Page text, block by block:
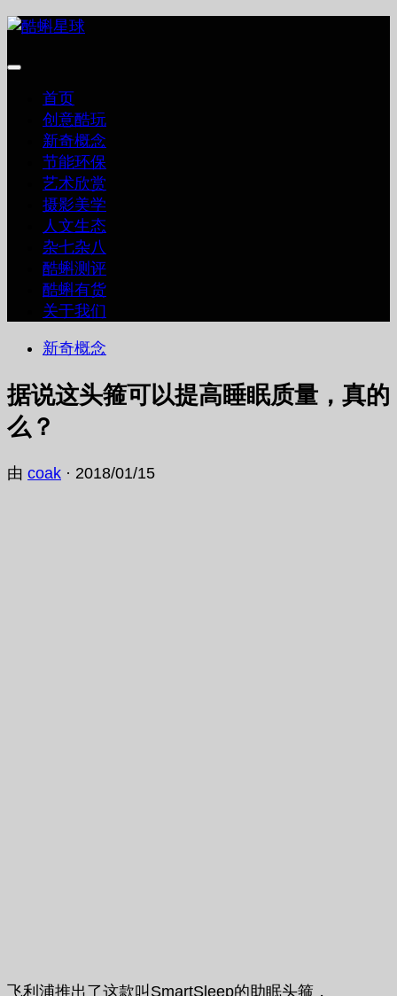
跳
内
首页
创意酷玩
新奇概念
节能环保
艺术欣赏
摄影美学
人文生态
杂七杂八
酷蝌测评
酷蝌有货
关于我们
新奇概念
据说这头箍可以提高睡眠质量，真的
么？
由 coak · 2018/01/15
飞利浦推出了这款叫SmartSleep的助眠头箍，